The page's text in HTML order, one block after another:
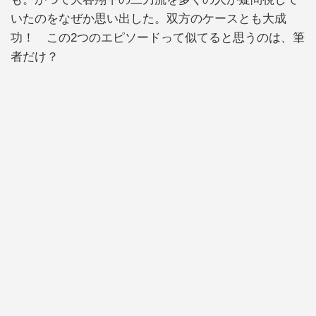
いたのをなぜか思い出した。双方のケースとも大成
功！ この2つのエピソードって似てると思うのは、筆
者だけ？